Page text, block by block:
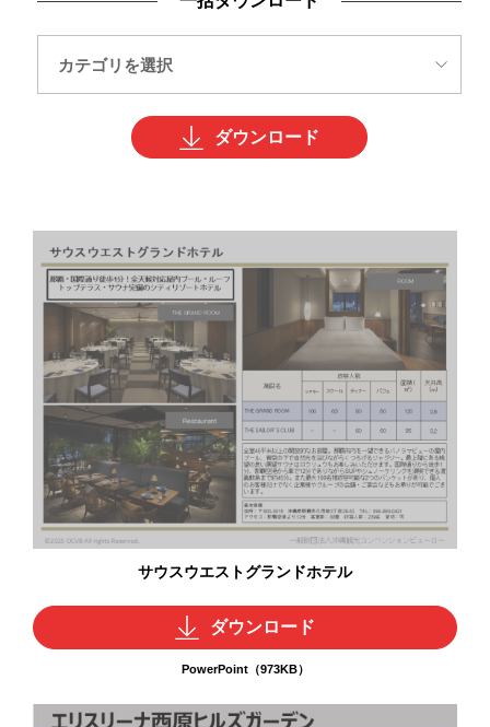
ダウンロード
サウスウエストグランドホテル
ダウンロード
PowerPoint（973KB）